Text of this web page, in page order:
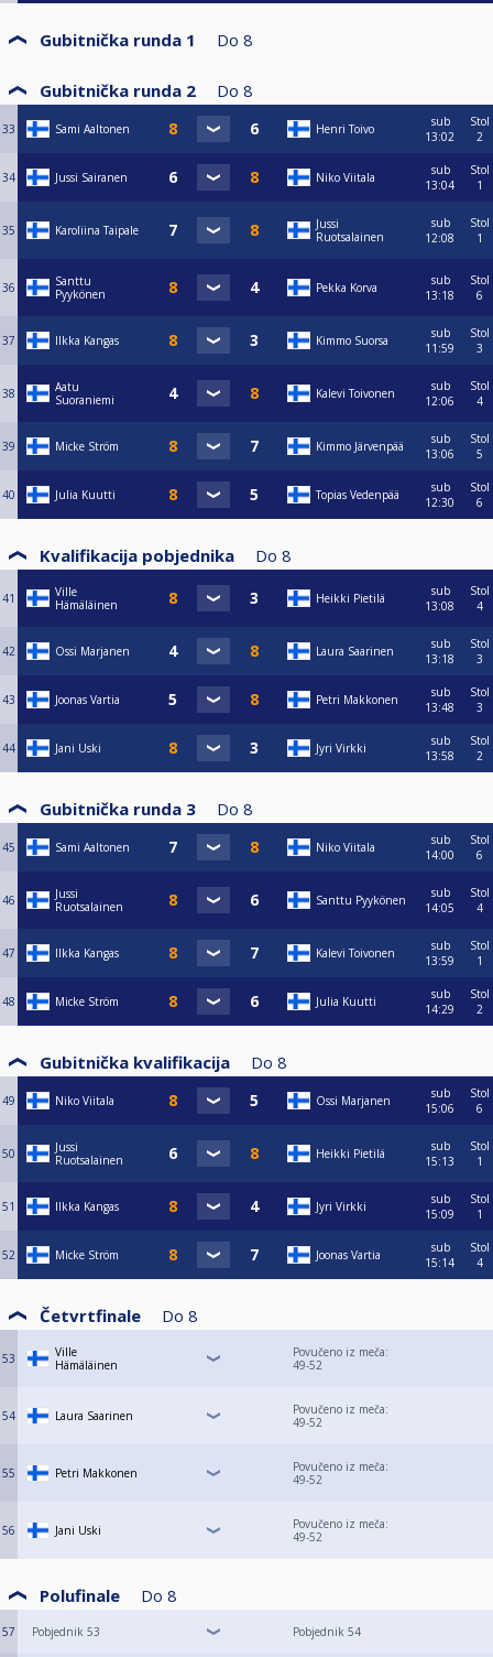
Gubitnička runda 1 Do 8
Gubitnička runda 2 Do 8
33 Sami Aaltonen Henri Toivo
sub
13:02
Stol
2
34 Jussi Sairanen Niko Viitala
sub
13:04
Stol
1
35 Karoliina Taipale
Jussi
Ruotsalainen
sub
12:08
Stol
1
36
Santtu
Pyykönen
Pekka Korva
sub
13:18
Stol
6
37 Ilkka Kangas Kimmo Suorsa
sub
11:59
Stol
3
38
Aatu
Suoraniemi
Kalevi Toivonen
sub
12:06
Stol
4
39 Micke Ström Kimmo Järvenpää
sub
13:06
Stol
5
40 Julia Kuutti Topias Vedenpää
sub
12:30
Stol
6
Kvalifikacija pobjednika Do 8
41
Ville
Hämäläinen
Heikki Pietilä
sub
13:08
Stol
4
42 Ossi Marjanen Laura Saarinen
sub
13:18
Stol
3
43 Joonas Vartia Petri Makkonen
sub
13:48
Stol
3
44 Jani Uski Jyri Virkki
sub
13:58
Stol
2
Gubitnička runda 3 Do 8
45 Sami Aaltonen Niko Viitala
sub
14:00
Stol
6
46
Jussi
Ruotsalainen
Santtu Pyykönen
sub
14:05
Stol
4
47 Ilkka Kangas Kalevi Toivonen
sub
13:59
Stol
1
48 Micke Ström Julia Kuutti
sub
14:29
Stol
2
Gubitnička kvalifikacija Do 8
49 Niko Viitala Ossi Marjanen
sub
15:06
Stol
6
50
Jussi
Ruotsalainen
Heikki Pietilä
sub
15:13
Stol
1
51 Ilkka Kangas Jyri Virkki
sub
15:09
Stol
1
52 Micke Ström Joonas Vartia
sub
15:14
Stol
4
Četvrtfinale Do 8
53
Ville
Hämäläinen
Povučeno iz meča:
49-52
54 Laura Saarinen
Povučeno iz meča:
49-52
55 Petri Makkonen
Povučeno iz meča:
49-52
56 Jani Uski
Povučeno iz meča:
49-52
Polufinale Do 8
57 Pobjednik 53 Pobjednik 54